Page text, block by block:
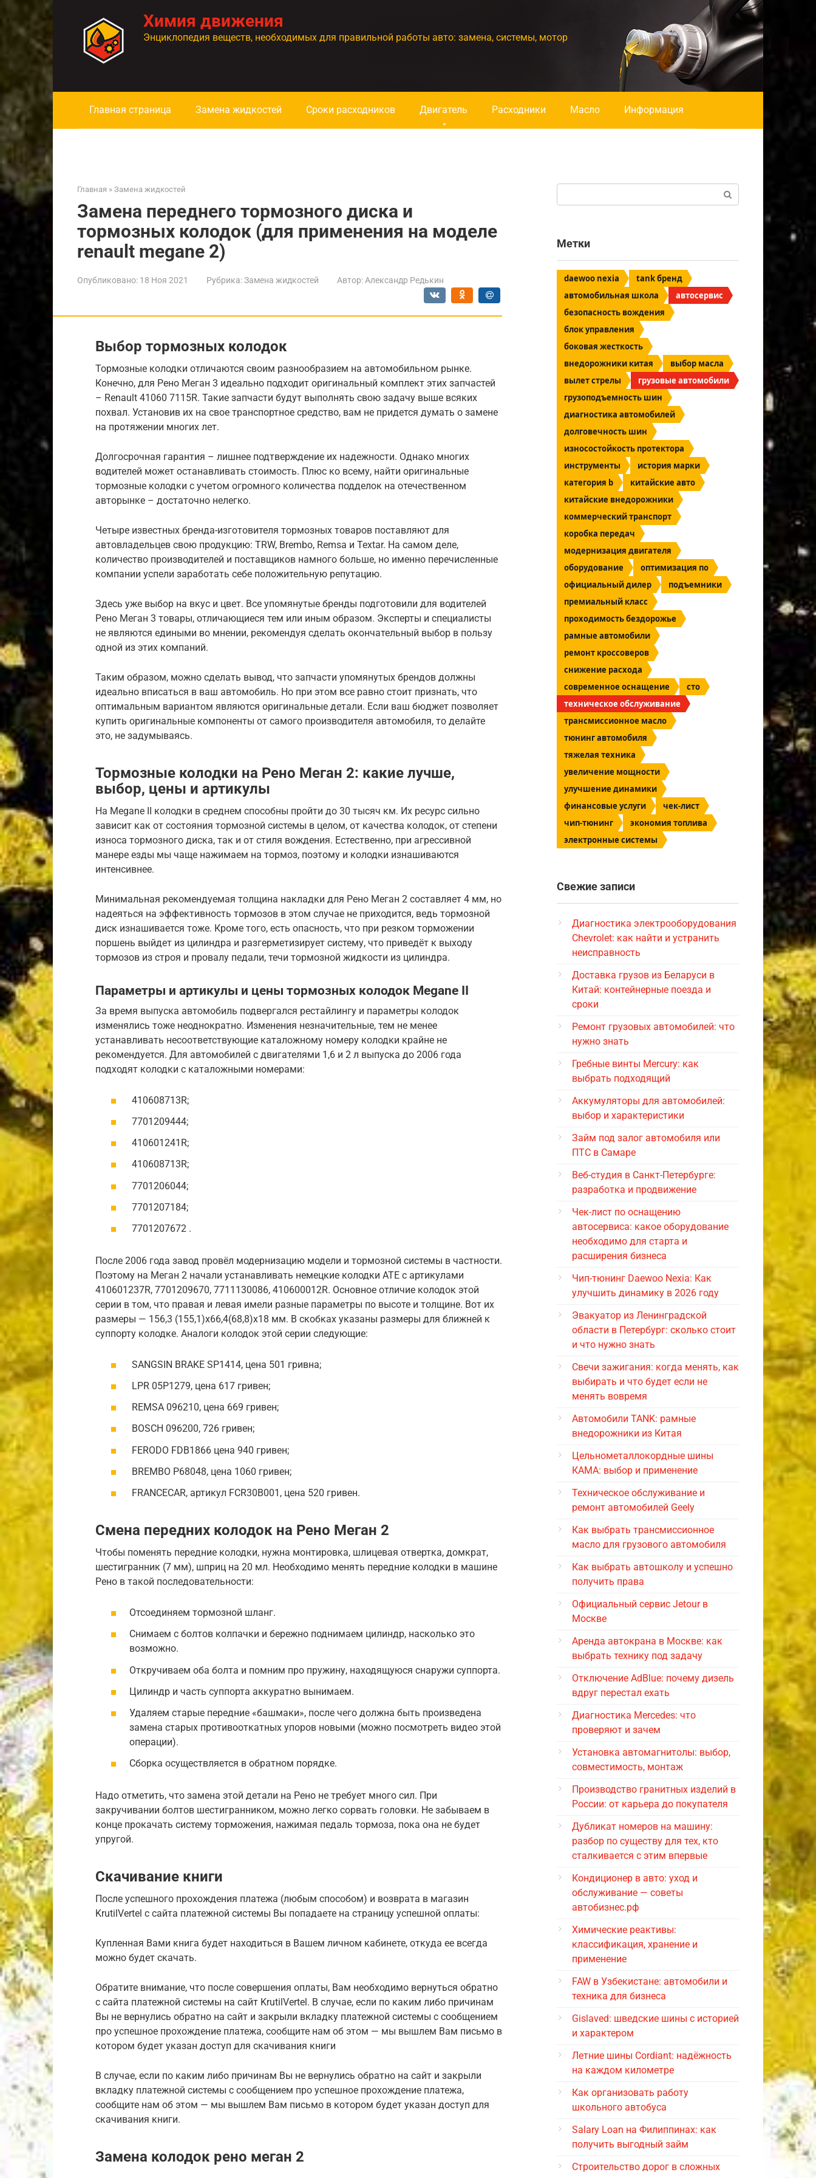
контенту
Химия движения
Энциклопедия веществ, необходимых для правильной работы авто: замена, системы, мотор
Главная страница Замена жидкостей Сроки расходников Двигатель Расходники Масло Информация
Главная » Замена жидкостей
Замена переднего тормозного диска и
тормозных колодок (для применения на моделе
renault megane 2)
Опубликовано: 18 Ноя 2021 Рубрика:Замена жидкостей Автор: Александр Редькин
Выбор тормозных колодок
Тормозные колодки отличаются своим разнообразием на автомобильном рынке.
Конечно, для Рено Меган 3 идеально подходит оригинальный комплект этих запчастей
– Renault 41060 7115R. Такие запчасти будут выполнять свою задачу выше всяких
похвал. Установив их на свое транспортное средство, вам не придется думать о замене
на протяжении многих лет.
Долгосрочная гарантия – лишнее подтверждение их надежности. Однако многих
водителей может останавливать стоимость. Плюс ко всему, найти оригинальные
тормозные колодки с учетом огромного количества подделок на отечественном
авторынке – достаточно нелегко.
Четыре известных бренда-изготовителя тормозных товаров поставляют для
автовладельцев свою продукцию: TRW, Brembo, Remsa и Textar. На самом деле,
количество производителей и поставщиков намного больше, но именно перечисленные
компании успели заработать себе положительную репутацию.
Здесь уже выбор на вкус и цвет. Все упомянутые бренды подготовили для водителей
Рено Меган 3 товары, отличающиеся тем или иным образом. Эксперты и специалисты
не являются едиными во мнении, рекомендуя сделать окончательный выбор в пользу
одной из этих компаний.
Таким образом, можно сделать вывод, что запчасти упомянутых брендов должны
идеально вписаться в ваш автомобиль. Но при этом все равно стоит признать, что
оптимальным вариантом являются оригинальные детали. Если ваш бюджет позволяет
купить оригинальные компоненты от самого производителя автомобиля, то делайте
это, не задумываясь.
Тормозные колодки на Рено Меган 2: какие лучше,
выбор, цены и артикулы
На Megane II колодки в среднем способны пройти до 30 тысяч км. Их ресурс сильно
зависит как от состояния тормозной системы в целом, от качества колодок, от степени
износа тормозного диска, так и от стиля вождения. Естественно, при агрессивной
манере езды мы чаще нажимаем на тормоз, поэтому и колодки изнашиваются
интенсивнее.
Минимальная рекомендуемая толщина накладки для Рено Меган 2 составляет 4 мм, но
надеяться на эффективность тормозов в этом случае не приходится, ведь тормозной
диск изнашивается тоже. Кроме того, есть опасность, что при резком торможении
поршень выйдет из цилиндра и разгерметизирует систему, что приведёт к выходу
тормозов из строя и провалу педали, течи тормозной жидкости из цилиндра.
Параметры и артикулы и цены тормозных колодок Megane II
За время выпуска автомобиль подвергался рестайлингу и параметры колодок
изменялись тоже неоднократно. Изменения незначительные, тем не менее
устанавливать несоответствующие каталожному номеру колодки крайне не
рекомендуется. Для автомобилей с двигателями 1,6 и 2 л выпуска до 2006 года
подходят колодки с каталожными номерами:
410608713R;
7701209444;
410601241R;
410608713R;
7701206044;
7701207184;
7701207672 .
После 2006 года завод провёл модернизацию модели и тормозной системы в частности.
Поэтому на Меган 2 начали устанавливать немецкие колодки АТЕ с артикулами
410601237R, 7701209670, 7711130086, 410600012R. Основное отличие колодок этой
серии в том, что правая и левая имели разные параметры по высоте и толщине. Вот их
размеры — 156,3 (155,1)х66,4(68,8)х18 мм. В скобках указаны размеры для ближней к
суппорту колодке. Аналоги колодок этой серии следующие:
SANGSIN BRAKE SP1414, цена 501 гривна;
LPR 05P1279, цена 617 гривен;
REMSA 096210, цена 669 гривен;
BOSCH 096200, 726 гривен;
FERODO FDB1866 цена 940 гривен;
BREMBO P68048, цена 1060 гривен;
FRANCECAR, артикул FCR30B001, цена 520 гривен.
Смена передних колодок на Рено Меган 2
Чтобы поменять передние колодки, нужна монтировка, шлицевая отвертка, домкрат,
шестигранник (7 мм), шприц на 20 мл. Необходимо менять передние колодки в машине
Рено в такой последовательности:
Отсоединяем тормозной шланг.
Снимаем с болтов колпачки и бережно поднимаем цилиндр, насколько это
возможно.
Откручиваем оба болта и помним про пружину, находящуюся снаружи суппорта.
Цилиндр и часть суппорта аккуратно вынимаем.
Удаляем старые передние «башмаки», после чего должна быть произведена
замена старых противооткатных упоров новыми (можно посмотреть видео этой
операции).
Сборка осуществляется в обратном порядке.
Надо отметить, что замена этой детали на Рено не требует много сил. При
закручивании болтов шестигранником, можно легко сорвать головки. Не забываем в
конце прокачать систему торможения, нажимая педаль тормоза, пока она не будет
упругой.
Скачивание книги
После успешного прохождения платежа (любым способом) и возврата в магазин
KrutilVertel с сайта платежной системы Вы попадаете на страницу успешной оплаты:
Купленная Вами книга будет находиться в Вашем личном кабинете, откуда ее всегда
можно будет скачать.
Обратите внимание, что после совершения оплаты, Вам необходимо вернуться обратно
с сайта платежной системы на сайт KrutilVertel. В случае, если по каким либо причинам
Вы не вернулись обратно на сайт и закрыли вкладку платежной системы с сообщением
про успешное прохождение платежа, сообщите нам об этом — мы вышлем Вам письмо в
котором будет указан доступ для скачивания книги
В случае, если по каким либо причинам Вы не вернулись обратно на сайт и закрыли
вкладку платежной системы с сообщением про успешное прохождение платежа,
сообщите нам об этом — мы вышлем Вам письмо в котором будет указан доступ для
скачивания книги.
Замена колодок рено меган 2
Метки
daewoo nexia
tank бренд
автомобильная школа
автосервис
безопасность вождения
блок управления
боковая жесткость
внедорожники китая
выбор масла
вылет стрелы
грузовые автомобили
грузоподъемность шин
диагностика автомобилей
долговечность шин
износостойкость протектора
инструменты
история марки
категория b
китайские авто
китайские внедорожники
коммерческий транспорт
коробка передач
модернизация двигателя
оборудование
оптимизация по
официальный дилер
подъемники
премиальный класс
проходимость бездорожье
рамные автомобили
ремонт кроссоверов
снижение расхода
современное оснащение
сто
техническое обслуживание
трансмиссионное масло
тюнинг автомобиля
тяжелая техника
увеличение мощности
улучшение динамики
финансовые услуги
чек-лист
чип-тюнинг
экономия топлива
электронные системы
Свежие записи
Диагностика электрооборудования
Chevrolet: как найти и устранить
неисправность
Доставка грузов из Беларуси в
Китай: контейнерные поезда и
сроки
Ремонт грузовых автомобилей: что
нужно знать
Гребные винты Mercury: как
выбрать подходящий
Аккумуляторы для автомобилей:
выбор и характеристики
Займ под залог автомобиля или
ПТС в Самаре
Веб-студия в Санкт-Петербурге:
разработка и продвижение
Чек-лист по оснащению
автосервиса: какое оборудование
необходимо для старта и
расширения бизнеса
Чип-тюнинг Daewoo Nexia: Как
улучшить динамику в 2026 году
Эвакуатор из Ленинградской
области в Петербург: сколько стоит
и что нужно знать
Свечи зажигания: когда менять, как
выбирать и что будет если не
менять вовремя
Автомобили TANK: рамные
внедорожники из Китая
Цельнометаллокордные шины
КАМА: выбор и применение
Техническое обслуживание и
ремонт автомобилей Geely
Как выбрать трансмиссионное
масло для грузового автомобиля
Как выбрать автошколу и успешно
получить права
Официальный сервис Jetour в
Москве
Аренда автокрана в Москве: как
выбрать технику под задачу
Отключение AdBlue: почему дизель
вдруг перестал ехать
Диагностика Mercedes: что
проверяют и зачем
Установка автомагнитолы: выбор,
совместимость, монтаж
Производство гранитных изделий в
России: от карьера до покупателя
Дубликат номеров на машину:
разбор по существу для тех, кто
сталкивается с этим впервые
Кондиционер в авто: уход и
обслуживание — советы
автобизнес.рф
Химические реактивы:
классификация, хранение и
применение
FAW в Узбекистане: автомобили и
техника для бизнеса
Gislaved: шведские шины с историей
и характером
Летние шины Cordiant: надёжность
на каждом километре
Как организовать работу
школьного автобуса
Salary Loan на Филиппинах: как
получить выгодный займ
Строительство дорог в сложных